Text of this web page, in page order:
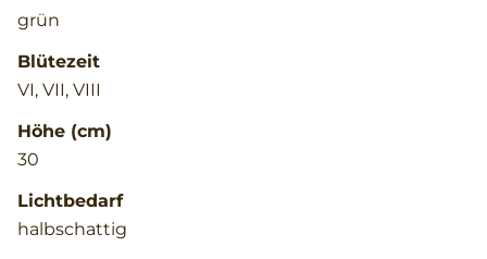
grün
Blütezeit
VI, VII, VIII
Höhe (cm)
30
Lichtbedarf
halbschattig